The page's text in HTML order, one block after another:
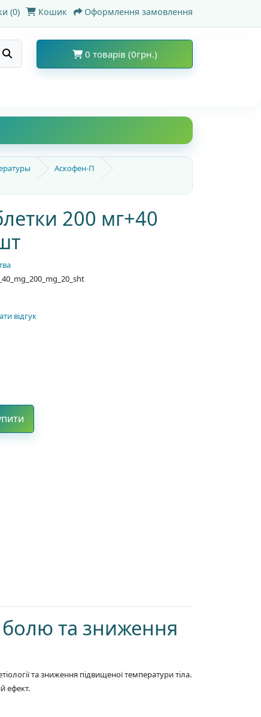
(0) Кошик Оформлення замовлення
0 товарів (0грн.)
Аскофен-П
200 мг+40
відгук
та зниження
та зниження підвищеної температури тіла.
ефект.